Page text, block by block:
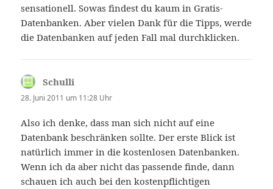
sensationell. Sowas findest du kaum in Gratis-
Datenbanken. Aber vielen Dank für die Tipps, werde
die Datenbanken auf jeden Fall mal durchklicken.
Schulli
28. Juni 2011 um 11:28 Uhr
Also ich denke, dass man sich nicht auf eine
Datenbank beschränken sollte. Der erste Blick ist
natürlich immer in die kostenlosen Datenbanken.
Wenn ich da aber nicht das passende finde, dann
schauen ich auch bei den kostenpflichtigen